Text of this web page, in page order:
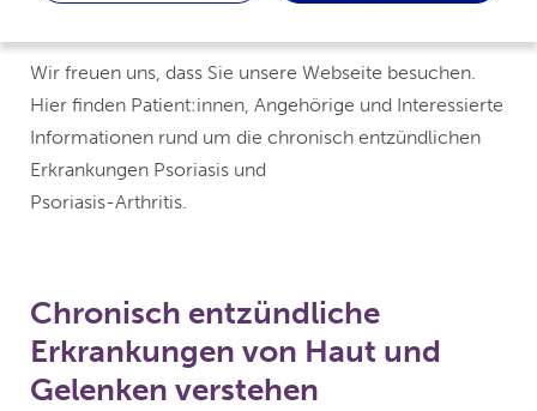
Wir freuen uns, dass Sie unsere Webseite besuchen.
Hier finden Patient:innen, Angehörige und Interessierte
Informationen rund um die chronisch entzündlichen
Erkrankungen Psoriasis und
Psoriasis-Arthritis.
Chronisch entzündliche
Erkrankungen von Haut und
Gelenken verstehen